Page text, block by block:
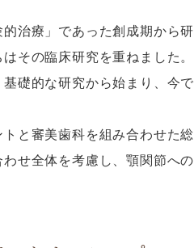
治療」であった創成期から
その臨床研究を重ねました。
礎的な研究から始まり、今
と審美歯科を組み合わせた
せ全体を考慮し、顎関節へ